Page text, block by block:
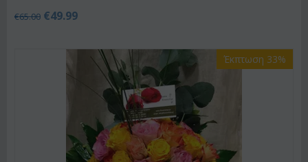
€65.00 €49.99
Έκπτωση 33%